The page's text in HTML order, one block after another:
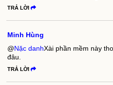
TRẢ LỜI
Minh Hùng
@Nặc danhXài phần mềm này
đâu.
TRẢ LỜI